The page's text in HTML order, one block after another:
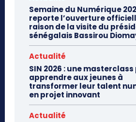
Semaine du Numérique
reporte l’ouverture
raison de la visite du
sénégalais Bassirou
Actualité
SIN 2026 : une
apprendre aux jeunes à
transformer leur talent
en projet innovant
Actualité